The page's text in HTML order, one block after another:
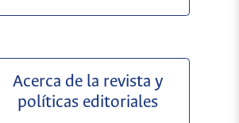
Acerca de la revista y
políticas editoriales